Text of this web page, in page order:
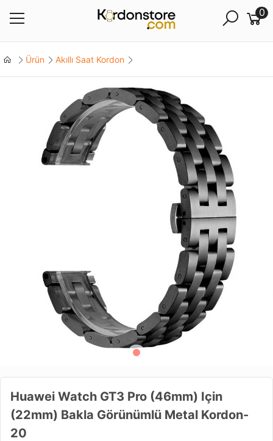
0
Ürün Akıllı Saat Kordon
Huawei Watch GT3 Pro (46mm) Için
(22mm) Bakla Görünümlü Metal Kordon-
20